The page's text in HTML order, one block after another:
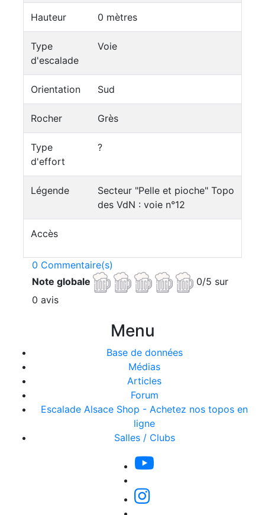
Hauteur 0 mètres
Type
d'escalade
Voie
Orientation Sud
Rocher Grès
Type
d'effort
?
Légende
Secteur "Pelle et pioche" Topo
des VdN : voie n°12
Accès
0 Commentaire(s)
Note globale
0/5 sur
0 avis
Menu
Base de données
Médias
Articles
Forum
Escalade Alsace Shop - Achetez nos topos en
ligne
Salles / Clubs